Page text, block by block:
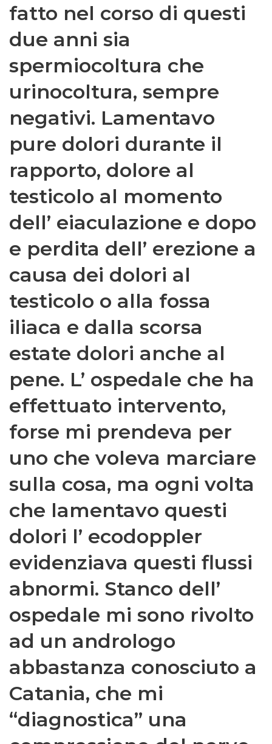
fatto nel corso di questi
due anni sia
spermiocoltura che
urinocoltura, sempre
negativi. Lamentavo
pure dolori durante il
rapporto, dolore al
testicolo al momento
dell’ eiaculazione e dopo
e perdita dell’ erezione a
causa dei dolori al
testicolo o alla fossa
iliaca e dalla scorsa
estate dolori anche al
pene. L’ ospedale che ha
effettuato intervento,
forse mi prendeva per
uno che voleva marciare
sulla cosa, ma ogni volta
che lamentavo questi
dolori l’ ecodoppler
evidenziava questi flussi
abnormi. Stanco dell’
ospedale mi sono rivolto
ad un andrologo
abbastanza conosciuto a
Catania, che mi
“diagnostica” una